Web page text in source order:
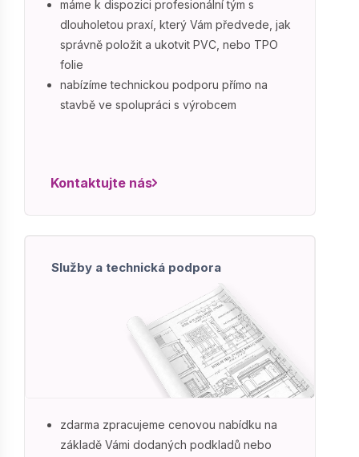
máme k dispozici profesionální tým s
dlouholetou praxí, který Vám předvede, jak
správně položit a ukotvit PVC, nebo TPO
folie
nabízíme technickou podporu přímo na
stavbě ve spolupráci s výrobcem
Kontaktujte nás
Služby a technická podpora
zdarma zpracujeme cenovou nabídku na
základě Vámi dodaných podkladů nebo